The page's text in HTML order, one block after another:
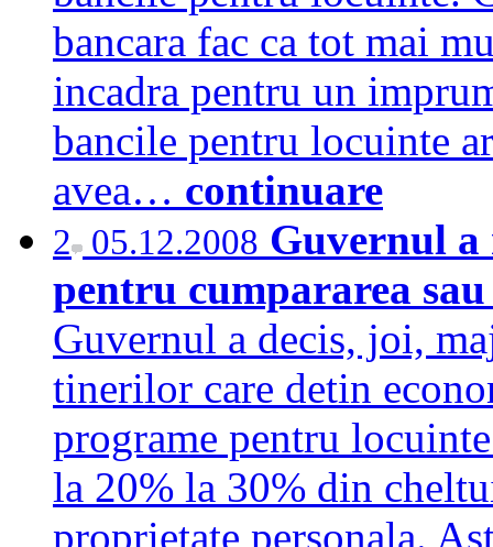
bancara fac ca tot mai
incadra pentru un
bancile pentru locuinte
avea… continuare
2 05.12.2008 Guvernul
pentru cumpararea
Guvernul a decis, joi,
tinerilor care detin
programe pentru
la 20% la 30% din
proprietate personala.